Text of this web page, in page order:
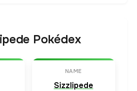
Pokédex
NAME
Sizzlipede